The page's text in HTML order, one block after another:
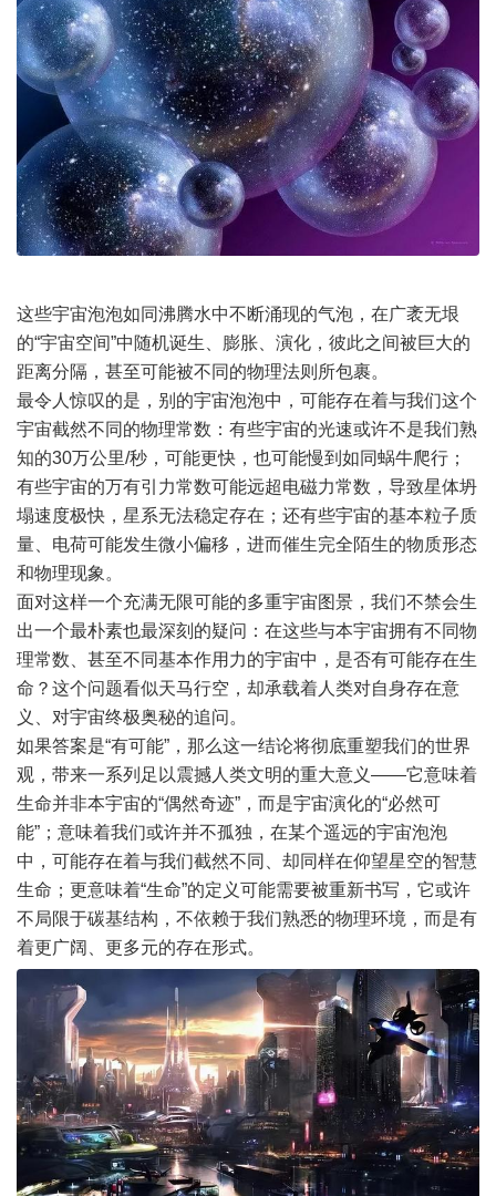
这些宇宙泡泡如同沸腾水中不断涌现的气泡，在广袤无垠
的“宇宙空间”中随机诞生、膨胀、演化，彼此之间被巨大的
距离分隔，甚至可能被不同的物理法则所包裹。
最令人惊叹的是，别的宇宙泡泡中，可能存在着与我们这个
宇宙截然不同的物理常数：有些宇宙的光速或许不是我们熟
知的30万公里/秒，可能更快，也可能慢到如同蜗牛爬行；
有些宇宙的万有引力常数可能远超电磁力常数，导致星体坍
塌速度极快，星系无法稳定存在；还有些宇宙的基本粒子质
量、电荷可能发生微小偏移，进而催生完全陌生的物质形态
和物理现象。
面对这样一个充满无限可能的多重宇宙图景，我们不禁会生
出一个最朴素也最深刻的疑问：在这些与本宇宙拥有不同物
理常数、甚至不同基本作用力的宇宙中，是否有可能存在生
命？这个问题看似天马行空，却承载着人类对自身存在意
义、对宇宙终极奥秘的追问。
如果答案是“有可能”，那么这一结论将彻底重塑我们的世界
观，带来一系列足以震撼人类文明的重大意义——它意味着
生命并非本宇宙的“偶然奇迹”，而是宇宙演化的“必然可
能”；意味着我们或许并不孤独，在某个遥远的宇宙泡泡
中，可能存在着与我们截然不同、却同样在仰望星空的智慧
生命；更意味着“生命”的定义可能需要被重新书写，它或许
不局限于碳基结构，不依赖于我们熟悉的物理环境，而是有
着更广阔、更多元的存在形式。